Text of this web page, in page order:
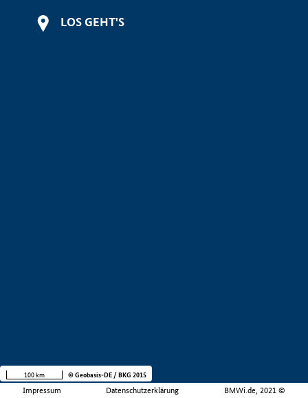
LOS GEHT'S
Impressum Datenschutzerklärung BMWi.de, 2021 ©
100 km © Geobasis-DE / BKG 2015